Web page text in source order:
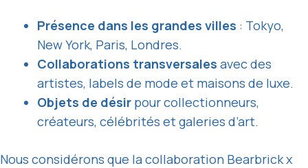
Présence dans les grandes villes : Tokyo,
New York, Paris, Londres.
Collaborations transversales avec des
artistes, labels de mode et maisons de luxe.
Objets de désir pour collectionneurs,
créateurs, célébrités et galeries d’art.
Nous considérons que la collaboration Bearbrick x